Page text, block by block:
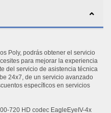
Poly, podrás obtener el servicio
para mejorar la experiencia
del servicio de asistencia técnica
24x7, de un servicio avanzado
específicos en servicios
720 HD codec EagleEyeIV-4x